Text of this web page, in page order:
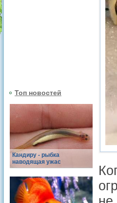
Топ новостей
Кандиру - рыбка
наводящая ужас